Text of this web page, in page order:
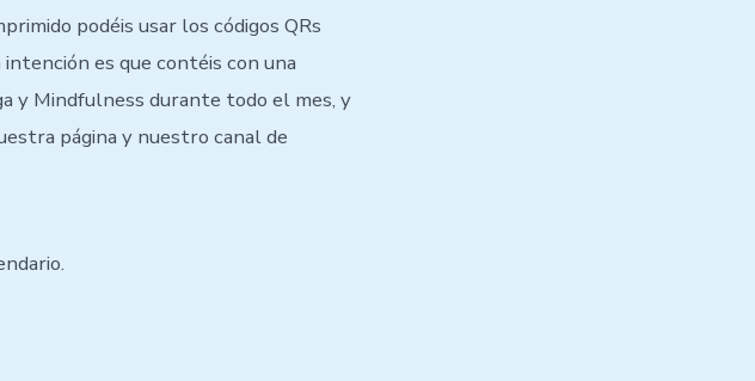
podéis usar los códigos QRs
es que contéis con una
y Mindfulness durante todo el mes, y
página y nuestro canal de